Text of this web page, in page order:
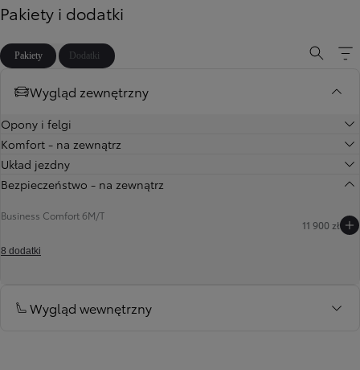
Pakiety i dodatki
Pakiety Dodatki
Wygląd zewnętrzny
Opony i felgi
Komfort - na zewnątrz
Układ jezdny
Bezpieczeństwo - na zewnątrz
Business Comfort 6M/T
11 900 zł
8 dodatki
Wygląd wewnętrzny